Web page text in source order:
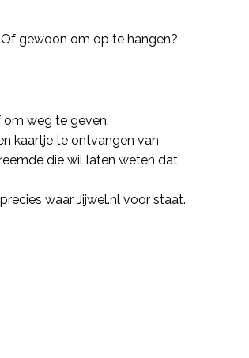
gewoon om op te hangen?
weg te geven.
kaartje te ontvangen van
die wil laten weten dat
waar Jijwel.nl voor staat.